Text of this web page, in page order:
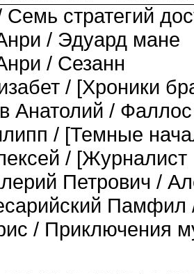
стратегий
/ Эдуард мане
/ Сезанн
/ [Хроники
Анатолий /
/ [Темные
/
Петрович /
Памфил
/ Приключения